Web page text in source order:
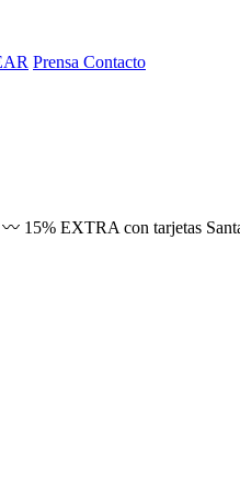
Prensa Contacto
15% EXTRA con tarjetas